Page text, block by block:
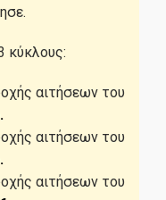
κύκλους:
αιτήσεων του
αιτήσεων του
αιτήσεων του